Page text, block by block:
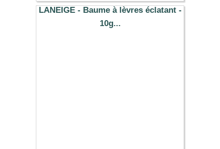
LANEIGE - Baume à lèvres éclatant -
10g...